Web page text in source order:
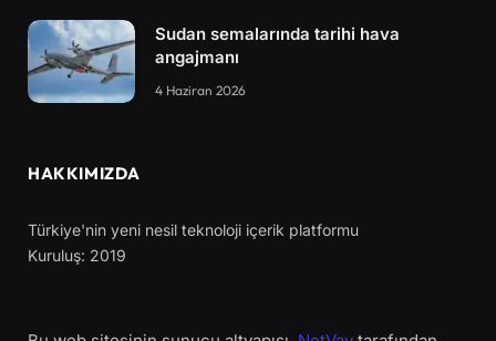
Sudan semalarında tarihi hava
angajmanı
4 Haziran 2026
HAKKIMIZDA
Türkiye'nin yeni nesil teknoloji içerik platformu
Kuruluş: 2019